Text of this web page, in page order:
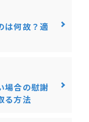
は何故？適
場合の慰謝
る方法